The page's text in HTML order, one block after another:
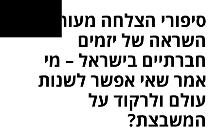
סיפורי הצלחה מעוררי
השראה של יזמים
חברתיים בישראל – מי
אמר שאי אפשר לשנות
עולם ולרקוד על
המשבצת?